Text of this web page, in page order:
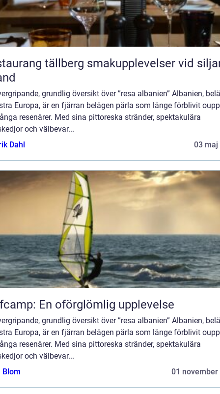
tällberg smakupplevelser vid siljans
grundlig översikt över ”resa albanien” Albanien,
Europa, är en fjärran belägen pärla som länge förblivit
resenärer. Med sina pittoreska stränder, spektakulära
och välbevar...
Dahl
03 maj
En oförglömlig upplevelse
grundlig översikt över ”resa albanien” Albanien,
Europa, är en fjärran belägen pärla som länge förblivit
resenärer. Med sina pittoreska stränder, spektakulära
och välbevar...
Blom
01 november